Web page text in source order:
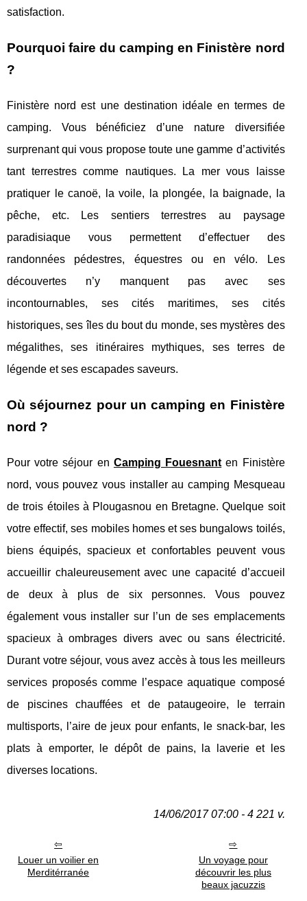
satisfaction.
Pourquoi faire du camping en Finistère nord
?
Finistère nord est une destination idéale en termes de
camping. Vous bénéficiez d’une nature diversifiée
surprenant qui vous propose toute une gamme d’activités
tant terrestres comme nautiques. La mer vous laisse
pratiquer le canoë, la voile, la plongée, la baignade, la
pêche, etc. Les sentiers terrestres au paysage
paradisiaque vous permettent d’effectuer des
randonnées pédestres, équestres ou en vélo. Les
découvertes n’y manquent pas avec ses
incontournables, ses cités maritimes, ses cités
historiques, ses îles du bout du monde, ses mystères des
mégalithes, ses itinéraires mythiques, ses terres de
légende et ses escapades saveurs.
Où séjournez pour un camping en Finistère
nord ?
Pour votre séjour en Camping Fouesnant en Finistère
nord, vous pouvez vous installer au camping Mesqueau
de trois étoiles à Plougasnou en Bretagne. Quelque soit
votre effectif, ses mobiles homes et ses bungalows toilés,
biens équipés, spacieux et confortables peuvent vous
accueillir chaleureusement avec une capacité d’accueil
de deux à plus de six personnes. Vous pouvez
également vous installer sur l’un de ses emplacements
spacieux à ombrages divers avec ou sans électricité.
Durant votre séjour, vous avez accès à tous les meilleurs
services proposés comme l’espace aquatique composé
de piscines chauffées et de pataugeoire, le terrain
multisports, l’aire de jeux pour enfants, le snack-bar, les
plats à emporter, le dépôt de pains, la laverie et les
diverses locations.
14/06/2017 07:00 - 4 221 v.
Louer un voilier en
Merditérranée
Un voyage pour
découvrir les plus
beaux jacuzzis